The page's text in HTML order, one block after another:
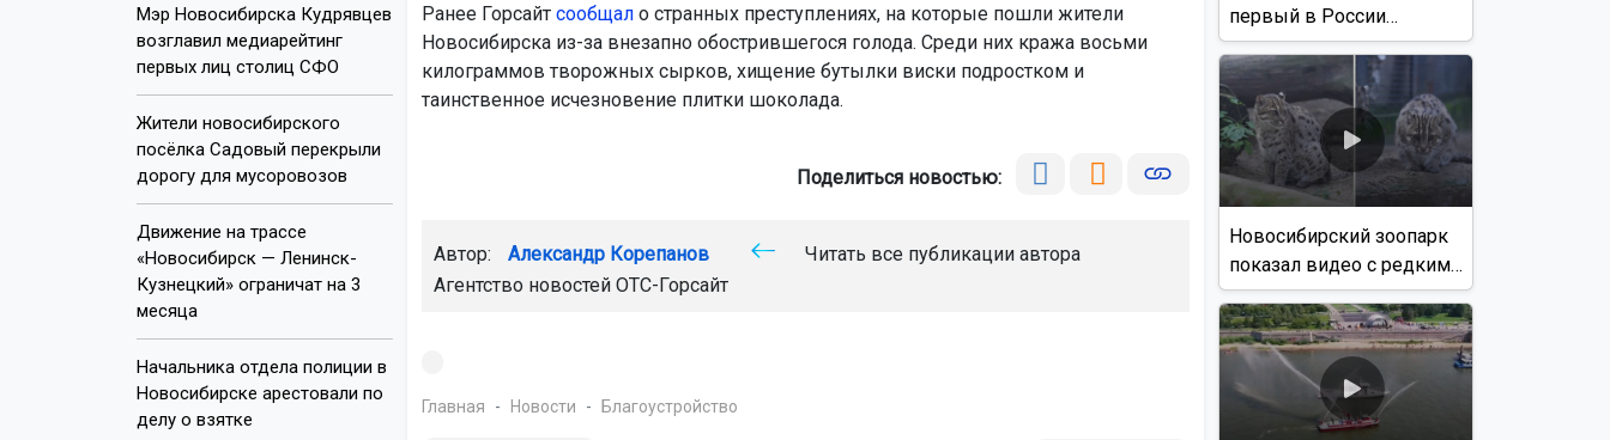
Мэр Новосибирска Кудрявцев
возглавил медиарейтинг
первых лиц столиц СФО
Жители новосибирского
посёлка Садовый перекрыли
дорогу для мусоровозов
Движение на трассе
«Новосибирск — Ленинск-
Кузнецкий» ограничат на 3
месяца
Начальника отдела полиции в
Новосибирске арестовали по
делу о взятке
Ранее Горсайт сообщало странных преступлениях, на которые пошли жители
Новосибирска из-за внезапно обострившегося голода. Среди них кража восьми
килограммов творожных сырков, хищение бутылки виски подростком и
таинственное исчезновение плитки шоколада.
Поделиться новостью:
Автор: Александр Корепанов
Читать все публикации автора
Агентство новостей ОТС-Горсайт
Главная Новости Благоустройство
первый в России
документальный фильм
с использованием ИИ
Новосибирский зоопарк
показал видео с редким
виверровым котом